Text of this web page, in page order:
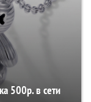
500р. в сети